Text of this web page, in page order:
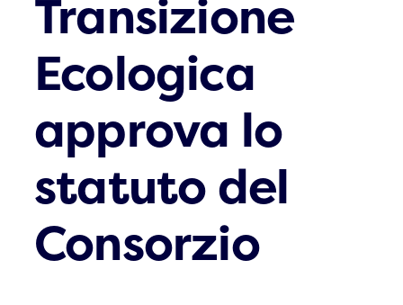
Transizione
Ecologica
approva lo
statuto del
Consorzio